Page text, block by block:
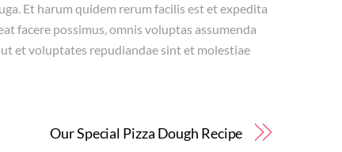
Et harum quidem rerum facilis est et expedita
facere possimus, omnis voluptas assumenda
et voluptates repudiandae sint et molestiae
Our Special Pizza Dough Recipe